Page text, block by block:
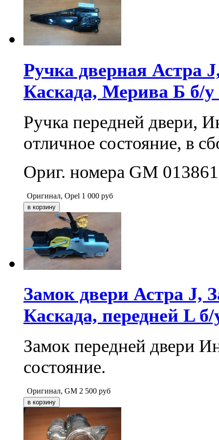
Ручка дверная Астра
Каскада, Мерива Б б/
Ручка передней двери,
отличное состояние, в
Ориг. номера GM
Оригинал, Opel 1 000 руб
Замок двери Астра J,
Каскада, передней L б/
Замок передней двери
состояние.
Оригинал, GM 2 500 руб